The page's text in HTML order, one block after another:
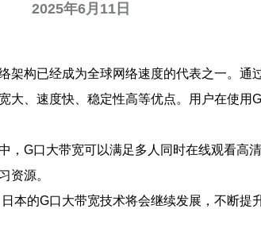
2025年6月11日
构已经成为全球网络速度的代表之一。通
、速度快、稳定性高等优点。用户在使
G口大带宽可以满足多人同时在线观看高
资源。
的G口大带宽技术将会继续发展，不断提